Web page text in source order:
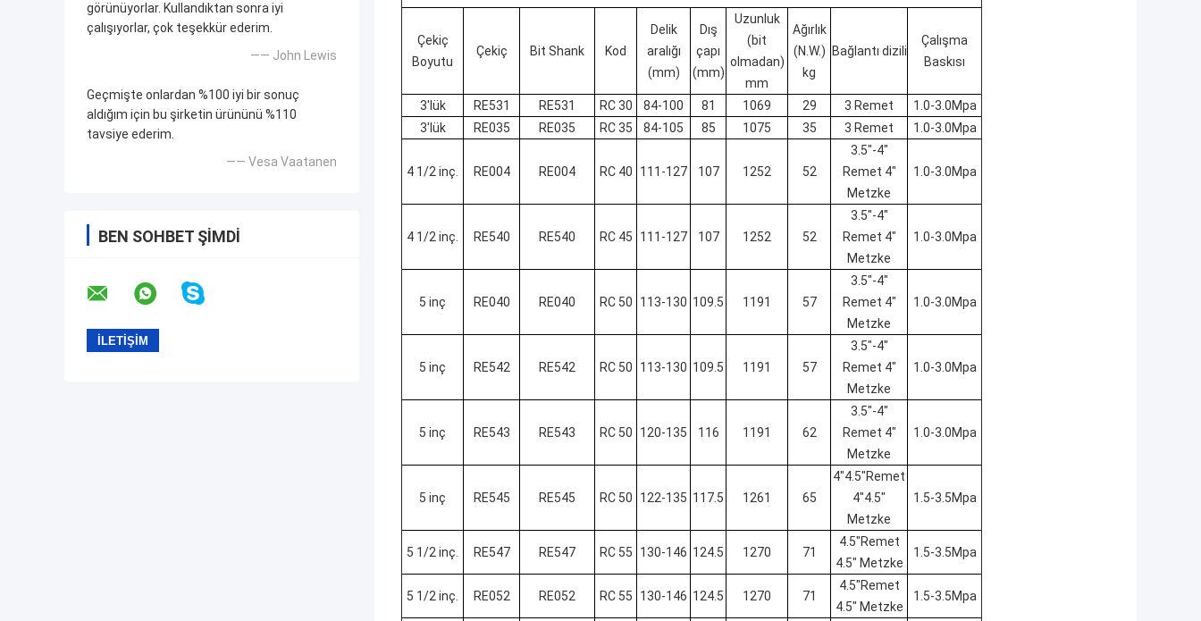
görünüyorlar. Kullandıktan sonra iyi
çalışıyorlar, çok teşekkür ederim.
—— John Lewis
Geçmişte onlardan %100 iyi bir sonuç
aldığım için bu şirketin ürününü %110
tavsiye ederim.
—— Vesa Vaatanen
BEN SOHBET ŞIMDI
Çekiç
Boyutu
Çekiç Bit Shank Kod
Delik
aralığı
(mm)
Dış
çapı
(mm)
Uzunluk
(bit
olmadan)
mm
Ağırlık
(N.W.)
kg
Bağlantı dizili
Çalışma
Baskısı
3'lük RE531 RE531 RC 30 84-100 81 1069 29 3 Remet
1.0-3.0Mpa
3'lük
RE035 RE035 RC 35 84-105 85 1075 35 3 Remet 1.0-3.0Mpa
4 1/2 inç. RE004 RE004 RC 40 111-127 107 1252 52
3.5"-4"
Remet 4"
Metzke
1.0-3.0Mpa
4 1/2 inç. RE540 RE540 RC 45 111-127 107 1252 52
3.5"-4"
Remet 4"
Metzke
1.0-3.0Mpa
5 inç RE040 RE040 RC 50 113-130 109.5 1191 57
3.5"-4"
Remet 4"
Metzke
1.0-3.0Mpa
5 inç RE542 RE542 RC 50 113-130 109.5 1191 57
3.5"-4"
Remet 4"
Metzke
1.0-3.0Mpa
5 inç RE543 RE543 RC 50 120-135 116 1191 62
3.5"-4"
Remet 4"
Metzke
1.0-3.0Mpa
5 inç RE545 RE545 RC 50 122-135 117.5 1261 65
4"4.5"Remet
4"4.5"
Metzke
1.5-3.5Mpa
5 1/2 inç. RE547 RE547 RC 55 130-146 124.5 1270 71
4.5"Remet
4.5" Metzke
1.5-3.5Mpa
5 1/2 inç. RE052 RE052 RC 55 130-146 124.5 1270 71
4.5"Remet
4.5" Metzke
1.5-3.5Mpa